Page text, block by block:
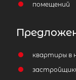
помещений
квартиры в